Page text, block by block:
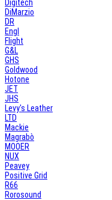
Digitech
DiMarzio
DR
Engl
Flight
G&L
GHS
Goldwood
Hotone
JET
JHS
Levy's Leather
LTD
Mackie
Magrabò
MOOER
NUX
Peavey
Positive Grid
R66
Rorosound